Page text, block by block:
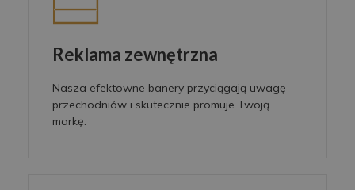
Reklama zewnętrzna
Nasza efektowne banery przyciągają uwagę
przechodniów i skutecznie promuje Twoją
markę.